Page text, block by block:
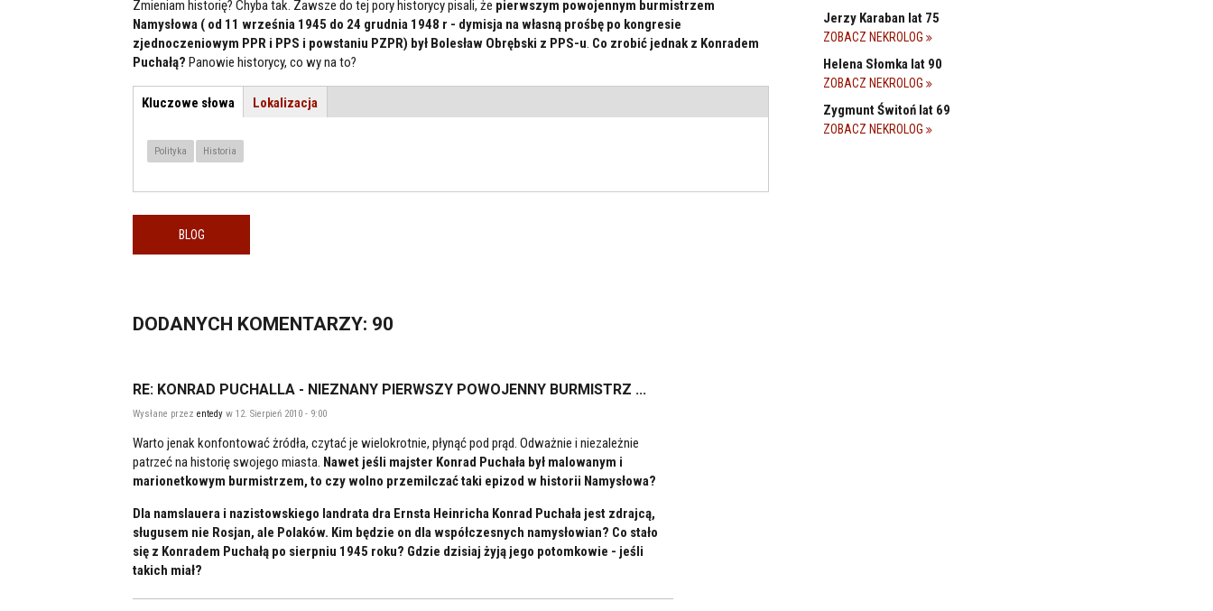
Zmieniam historię? Chyba tak. Zawsze do tej pory historycy pisali, że pierwszym powojennym burmistrzem
Namysłowa ( od 11 września 1945 do 24 grudnia 1948 r - dymisja na własną prośbę po kongresie
zjednoczeniowym PPR i PPS i powstaniu PZPR) był Bolesław Obrębski z PPS-u. Co zrobić jednak z Konradem
Puchałą? Panowie historycy, co wy na to?
TEMAT / LOKALIZACJA
Kluczowe słowa (aktywna
karta)
Lokalizacja
Polityka Historia
BLOG
DODANYCH KOMENTARZY: 90
RE: KONRAD PUCHALLA - NIEZNANY PIERWSZY POWOJENNY BURMISTRZ ...
Wysłane przez entedy w 12. Sierpień 2010 - 9:00
Warto jenak konfontować żródła, czytać je wielokrotnie, płynąć pod prąd. Odważnie i niezależnie
patrzeć na historię swojego miasta. Nawet jeśli majster Konrad Puchała był malowanym i
marionetkowym burmistrzem, to czy wolno przemilczać taki epizod w historii Namysłowa?
Dla namslauera i nazistowskiego landrata dra Ernsta Heinricha Konrad Puchała jest zdrajcą,
sługusem nie Rosjan, ale Polaków. Kim będzie on dla współczesnych namysłowian? Co stało
się z Konradem Puchałą po sierpniu 1945 roku? Gdzie dzisiaj żyją jego potomkowie - jeśli
takich miał?
Jerzy Karaban lat 75
ZOBACZ NEKROLOG
Helena Słomka lat 90
ZOBACZ NEKROLOG
Zygmunt Świtoń lat 69
ZOBACZ NEKROLOG